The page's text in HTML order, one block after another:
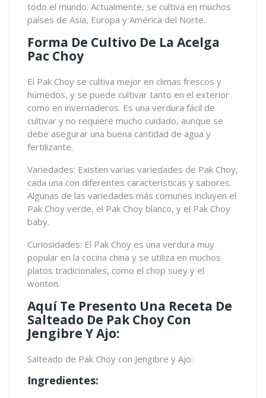
todo el mundo. Actualmente, se cultiva en muchos
países de Asia, Europa y América del Norte.
Forma De Cultivo De La Acelga
Pac Choy
El Pak Choy se cultiva mejor en climas frescos y
húmedos, y se puede cultivar tanto en el exterior
como en invernaderos. Es una verdura fácil de
cultivar y no requiere mucho cuidado, aunque se
debe asegurar una buena cantidad de agua y
fertilizante.
Variedades: Existen varias variedades de Pak Choy,
cada una con diferentes características y sabores.
Algunas de las variedades más comunes incluyen el
Pak Choy verde, el Pak Choy blanco, y el Pak Choy
baby.
Curiosidades: El Pak Choy es una verdura muy
popular en la cocina china y se utiliza en muchos
platos tradicionales, como el chop suey y el
wonton.
Aquí Te Presento Una Receta De
Salteado De Pak Choy Con
Jengibre Y Ajo:
Salteado de Pak Choy con Jengibre y Ajo:
Ingredientes: